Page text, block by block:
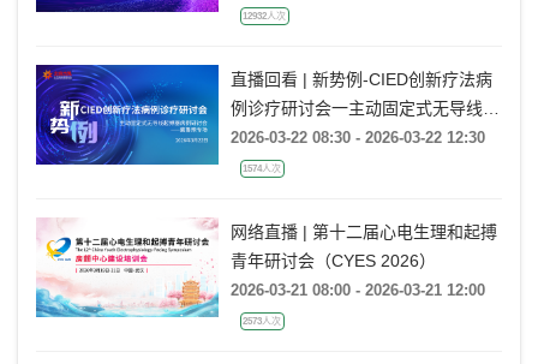
12932人次
直播回看 | 新势例-CIED创新疗法病
例诊疗研讨会一主动固定式无导线起
搏器病例研讨会一冀鲁豫专场
2026-03-22 08:30 - 2026-03-22 12:30
1574人次
网络直播 | 第十二届心电生理和起搏
青年研讨会（CYES 2026）
2026-03-21 08:00 - 2026-03-21 12:00
2573人次